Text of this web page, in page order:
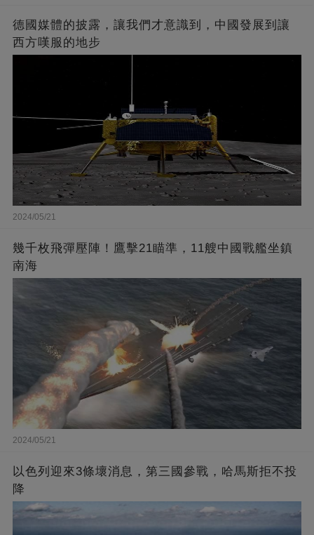
德國媒體的披露，讓我們才意識到，中國發展到讓
西方嘆服的地步
2024/05/21
幾千枚飛彈壓陣！鷹擊21瞄準，11艘中國戰艦坐鎮
南海
2024/05/21
以色列迎來3條壞消息，第三國參戰，哈馬斯拒不投
降